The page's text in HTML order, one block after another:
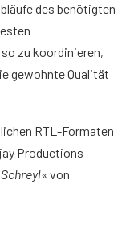
des benötigten
zu koordinieren,
gewohnte Qualität
RTL-Formaten
Productions
von